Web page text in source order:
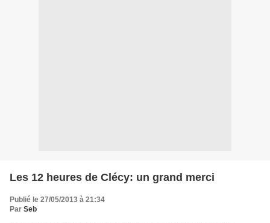
Les 12 heures de Clécy: un grand merci
Publié le 27/05/2013 à 21:34
Par Seb